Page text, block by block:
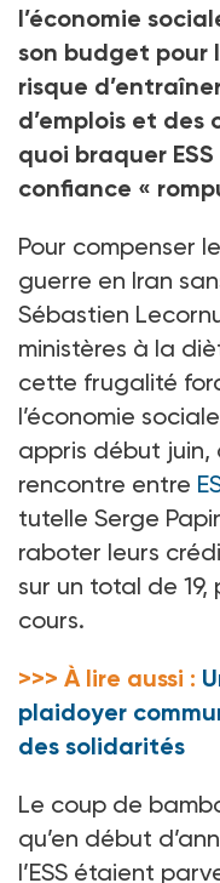
l’économie
son budget pour
risque
d’emplois et des
quoi braquer
confiance «
Pour compenser
guerre en Iran
Sébastien
ministères à la
cette frugalité
l’économie
appris début juin,
rencontre entre
tutelle Serge
raboter leurs
sur un total de 19,
cours.
>>> À lire aussi :
plaidoyer
des solidarités
Le coup de
qu’en début
l’ESS étaient